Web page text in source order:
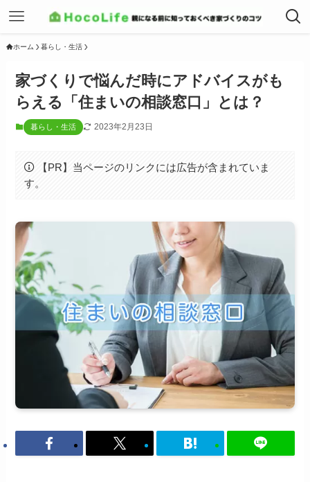
ホーム 暮らし・生活
家づくりで悩んだ時にアドバイスがも
らえる「住まいの相談窓口」とは？
暮らし・生活 2023年2月23日
【PR】当ページのリンクには広告が含まれていま
す。